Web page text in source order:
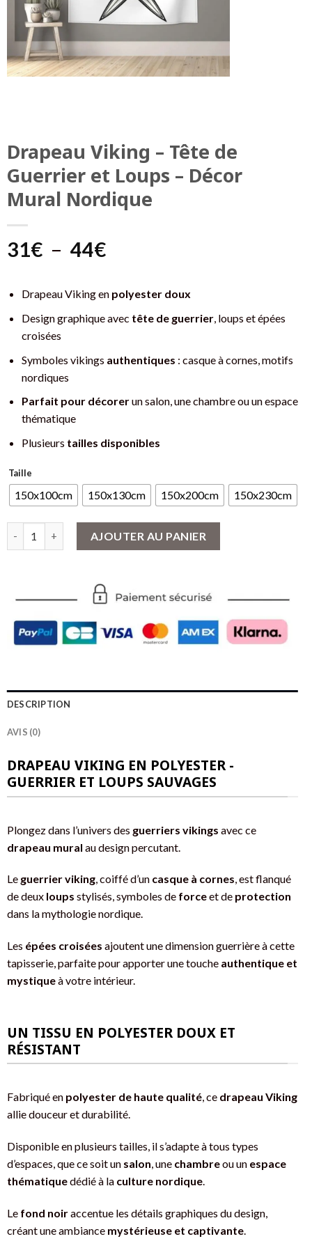
Drapeau Viking – Tête de
Guerrier et Loups – Décor
Mural Nordique
31€ – 44€Plage
prix :
31€
à
Drapeau Viking en polyester doux
Design graphique avec tête de guerrier, loups et épées
croisées
Symboles vikings authentiques : casque à cornes, motifs
nordiques
Parfait pour décorerun salon, une chambre ou un espace
thématique
Plusieurs tailles disponibles
Taille
150x100cm 150x130cm 150x200cm 150x230cm
AJOUTER AU PANIER
DESCRIPTION
AVIS (0)
DRAPEAU VIKING EN POLYESTER -
GUERRIER ET LOUPS SAUVAGES
Plongez dans l’univers des guerriers vikings avec ce
drapeau mural au design percutant.
Le guerrier viking, coiffé d’un casque à cornes, est flanqué
de deux loups stylisés, symboles de forceet de protection
dans la mythologie nordique.
Les épées croisées ajoutent une dimension guerrière à cette
tapisserie, parfaite pour apporter une touche authentique et
mystiqueà votre intérieur.
UN TISSU EN POLYESTER DOUX ET
RÉSISTANT
Fabriqué en polyester de haute qualité, ce drapeau Viking
allie douceur et durabilité.
Disponible en plusieurs tailles, il s’adapte à tous types
d’espaces, que ce soit un salon, une chambreou un espace
thématiquedédié à la culture nordique.
Le fond noiraccentue les détails graphiques du design,
créant une ambiance mystérieuse et captivante.